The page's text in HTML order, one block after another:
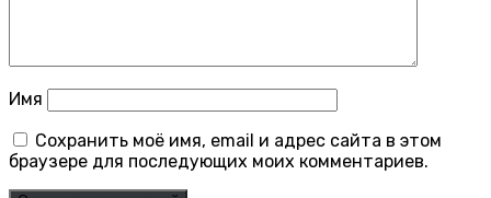
Имя
Сохранить моё имя, email и адрес сайта в этом
браузере для последующих моих комментариев.